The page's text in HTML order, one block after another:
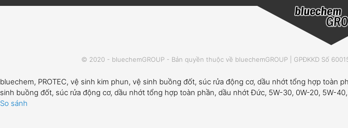
© 2020 - bluechemGROUP - Bản quyền thuộc về bluechemGROUP | GPĐKKD Số
bluechem, PROTEC, vệ sinh kim phun, vệ sinh buồng đốt, súc rửa động cơ, dầu nhớt tổng hợp toàn
sinh buồng đốt, súc rửa động cơ, dầu nhớt tổng hợp toàn phần, dầu nhớt Đức, 5W-30, 0W-20, 5W-
So sánh